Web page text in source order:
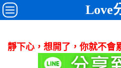
Love
靜下心，想開了，你就不會